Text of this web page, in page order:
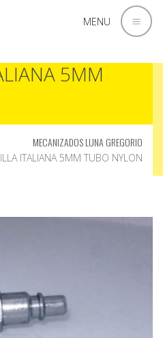
MENU
5MM
MECANIZADOS LUNA GREGORIO
ITALIANA 5MM TUBO NYLON